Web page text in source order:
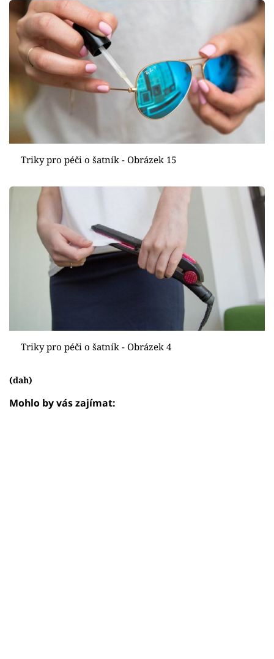
Triky pro péči o šatník - Obrázek 15
Triky pro péči o šatník - Obrázek 4
(dah)
Mohlo by vás zajímat: